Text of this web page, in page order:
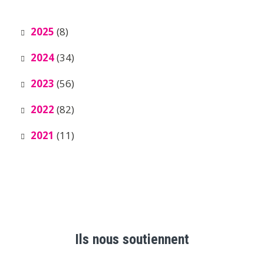
2025 (8)
2024(34)
2023 (56)
2022 (82)
2021 (11)
Ils nous soutiennent